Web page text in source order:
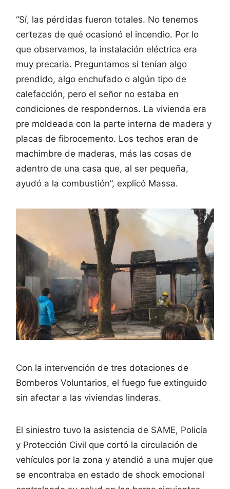
“Sí, las pérdidas fueron totales. No tenemos
certezas de qué ocasionó el incendio. Por lo
que observamos, la instalación eléctrica era
muy precaria. Preguntamos si tenían algo
prendido, algo enchufado o algún tipo de
calefacción, pero el señor no estaba en
condiciones de respondernos. La vivienda era
pre moldeada con la parte interna de madera y
placas de fibrocemento. Los techos eran de
machimbre de maderas, más las cosas de
adentro de una casa que, al ser pequeña,
ayudó a la combustión”, explicó Massa.
Con la intervención de tres dotaciones de
Bomberos Voluntarios, el fuego fue extinguido
sin afectar a las viviendas linderas.
El siniestro tuvo la asistencia de SAME, Policía
y Protección Civil que cortó la circulación de
vehículos por la zona y atendió a una mujer que
se encontraba en estado de shock emocional